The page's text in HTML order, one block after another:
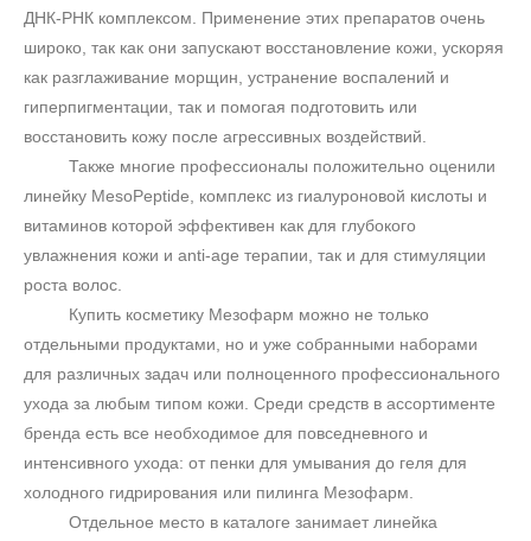
ДНК-РНК комплексом. Применение этих препаратов очень
широко, так как они запускают восстановление кожи, ускоряя
как разглаживание морщин, устранение воспалений и
гиперпигментации, так и помогая подготовить или
восстановить кожу после агрессивных воздействий.
Также многие профессионалы положительно оценили
линейку MesoPeptide , комплекс из гиалуроновой кислоты и
витаминов которой эффективен как для глубокого
увлажнения кожи и anti-age терапии, так и для стимуляции
роста волос.
Купить косметику Мезофарм можно не только
отдельными продуктами, но и уже собранными наборами
для различных задач или полноценного профессионального
ухода за любым типом кожи. Среди средств в ассортименте
бренда есть все необходимое для повседневного и
интенсивного ухода: от пенки для умывания до геля для
холодного гидрирования или пилинга Мезофарм.
Отдельное место в каталоге занимает линейка